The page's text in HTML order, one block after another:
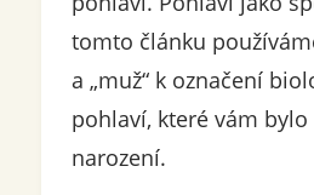
tomto článku
a „muž“ k označení
pohlaví, které vám
narození.